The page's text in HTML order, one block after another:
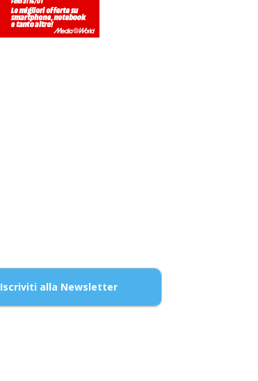
Iscriviti alla Newsletter